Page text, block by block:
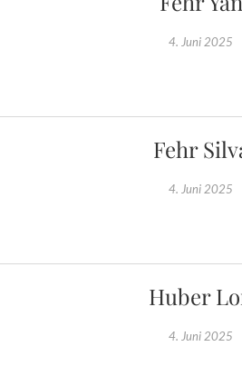
4. Juni 2025
Fehr
4. Juni 2025
Huber
4. Juni 2025